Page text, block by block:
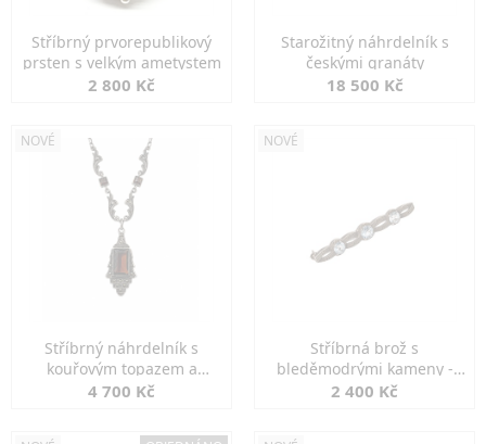
Stříbrný prvorepublikový
prsten s velkým ametystem
2 800 Kč
Starožitný náhrdelník s
českými granáty
18 500 Kč
NOVÉ
Stříbrný náhrdelník s
kouřovým topazem a
markazity
4 700 Kč
NOVÉ
Stříbrná brož s
bleděmodrými kameny -
jemná elegance
2 400 Kč